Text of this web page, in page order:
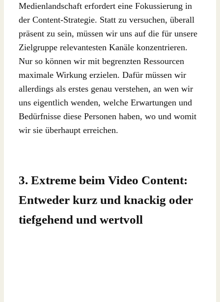
Medienlandschaft erfordert eine Fokussierung in
der Content-Strategie. Statt zu versuchen, überall
präsent zu sein, müssen wir uns auf die für unsere
Zielgruppe relevantesten Kanäle konzentrieren.
Nur so können wir mit begrenzten Ressourcen
maximale Wirkung erzielen. Dafür müssen wir
allerdings als erstes genau verstehen, an wen wir
uns eigentlich wenden, welche Erwartungen und
Bedürfnisse diese Personen haben, wo und womit
wir sie überhaupt erreichen.
3. Extreme beim Video Content:
Entweder kurz und knackig oder
tiefgehend und wertvoll